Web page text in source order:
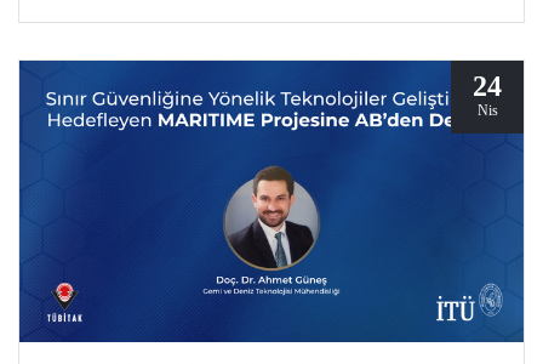
24
Nis